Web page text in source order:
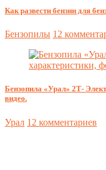
Как развести бензин для
Бензопилы 12
Бензопила «Урал» 2Т-
видео.
Урал 12 комментариев